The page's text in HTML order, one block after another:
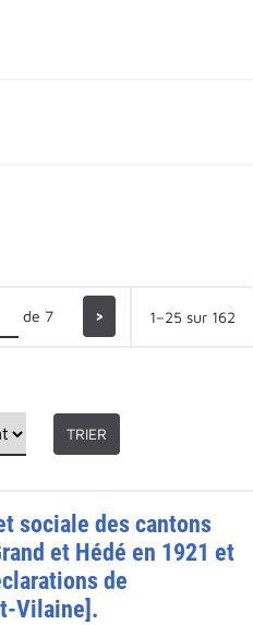
de 7 > 1–25 sur 162
TRIER
sociale des cantons
et Hédé en 1921 et
de
Vilaine].